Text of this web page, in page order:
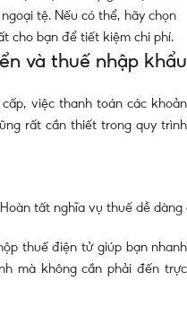
tệ. Nếu có thể, hãy chọn
cho bạn để tiết kiệm chi phí.
và thuế nhập khẩu
việc thanh toán các khoản
rất cần thiết trong quy trình
Hoàn tất nghĩa vụ thuế dễ dàng
thuế điện tử giúp bạn nhanh
mà không cần phải đến trực